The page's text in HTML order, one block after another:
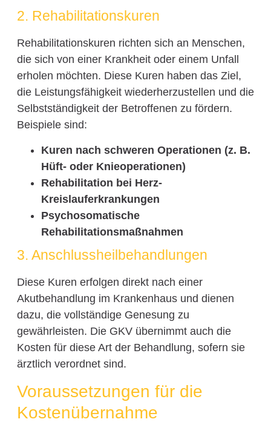
2. Rehabilitationskuren
Rehabilitationskuren richten sich an Menschen,
die sich von einer Krankheit oder einem Unfall
erholen möchten. Diese Kuren haben das Ziel,
die Leistungsfähigkeit wiederherzustellen und die
Selbstständigkeit der Betroffenen zu fördern.
Beispiele sind:
Kuren nach schweren Operationen (z. B.
Hüft- oder Knieoperationen)
Rehabilitation bei Herz-
Kreislauferkrankungen
Psychosomatische
Rehabilitationsmaßnahmen
3. Anschlussheilbehandlungen
Diese Kuren erfolgen direkt nach einer
Akutbehandlung im Krankenhaus und dienen
dazu, die vollständige Genesung zu
gewährleisten. Die GKV übernimmt auch die
Kosten für diese Art der Behandlung, sofern sie
ärztlich verordnet sind.
Voraussetzungen für die
Kostenübernahme